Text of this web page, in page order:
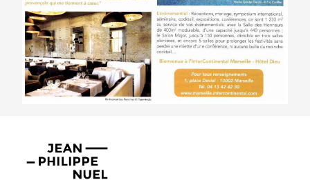
Jean-
Philippe